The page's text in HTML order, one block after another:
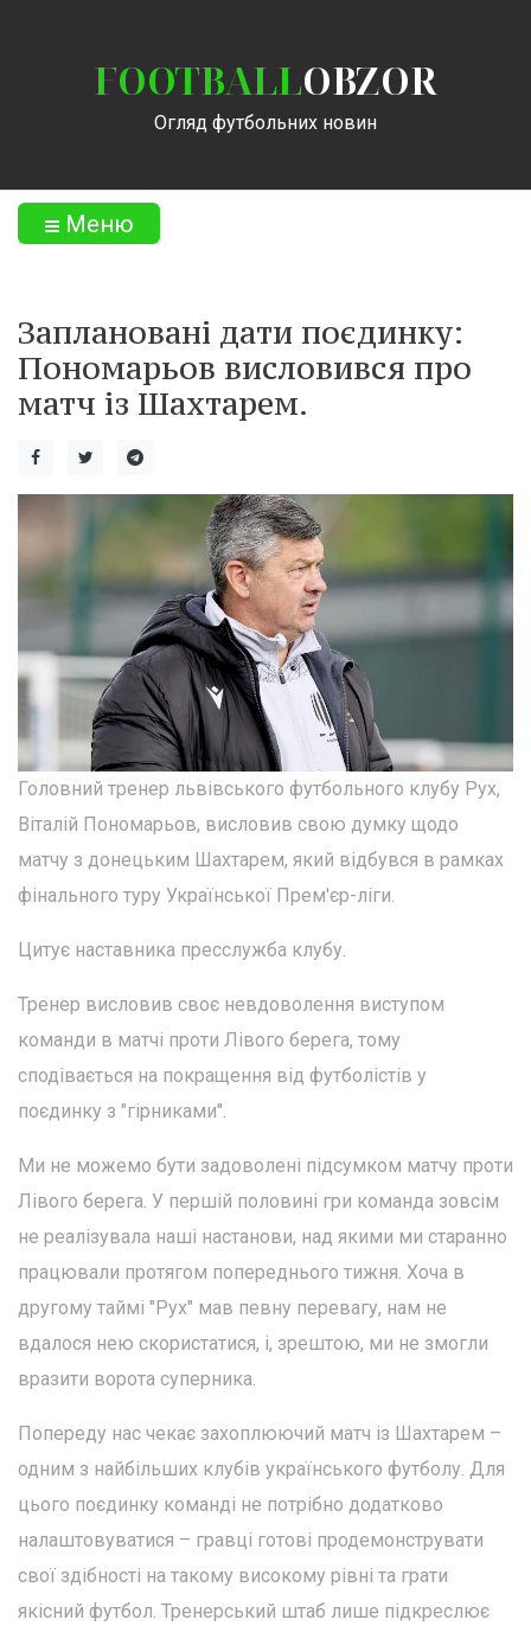
FOOTBALLOBZOR
Огляд футбольних новин
Меню
Заплановані дати поєдинку:
Пономарьов висловився про
матч із Шахтарем.
Головний тренер львівського футбольного клубу Рух,
Віталій Пономарьов, висловив свою думку щодо
матчу з донецьким Шахтарем, який відбувся в рамках
фінального туру Української Прем'єр-ліги.
Цитує наставника пресслужба клубу.
Тренер висловив своє невдоволення виступом
команди в матчі проти Лівого берега, тому
сподівається на покращення від футболістів у
поєдинку з "гірниками".
Ми не можемо бути задоволені підсумком матчу проти
Лівого берега. У першій половині гри команда зовсім
не реалізувала наші настанови, над якими ми старанно
працювали протягом попереднього тижня. Хоча в
другому таймі "Рух" мав певну перевагу, нам не
вдалося нею скористатися, і, зрештою, ми не змогли
вразити ворота суперника.
Попереду нас чекає захоплюючий матч із Шахтарем –
одним з найбільших клубів українського футболу. Для
цього поєдинку команді не потрібно додатково
налаштовуватися – гравці готові продемонструвати
свої здібності на такому високому рівні та грати
якісний футбол. Тренерський штаб лише підкреслює